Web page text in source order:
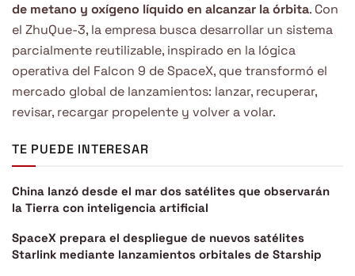
de metano y oxígeno líquido en alcanzar la órbita. Con
el ZhuQue-3, la empresa busca desarrollar un sistema
parcialmente reutilizable, inspirado en la lógica
operativa del Falcon 9 de SpaceX, que transformó el
mercado global de lanzamientos: lanzar, recuperar,
revisar, recargar propelente y volver a volar.
TE PUEDE INTERESAR
China lanzó desde el mar dos satélites que observarán
la Tierra con inteligencia artificial
SpaceX prepara el despliegue de nuevos satélites
Starlink mediante lanzamientos orbitales de Starship